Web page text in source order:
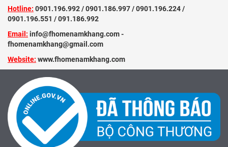
Hotline: 0901.196.992 / 0901.186.997 / 0901.196.224 /
0901.196.551 / 091.186.992
Email: info@fhomenamkhang.com -
fhomenamkhang@gmail.com
Website: www.fhomenamkhang.com